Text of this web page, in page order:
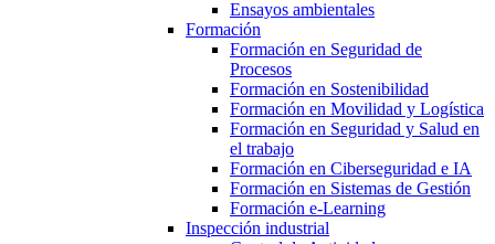
Ensayos ambientales
Formación
Formación en Seguridad de
Procesos
Formación en Sostenibilidad
Formación en Movilidad y Logística
Formación en Seguridad y Salud en
el trabajo
Formación en Ciberseguridad e IA
Formación en Sistemas de Gestión
Formación e-Learning
Inspección industrial